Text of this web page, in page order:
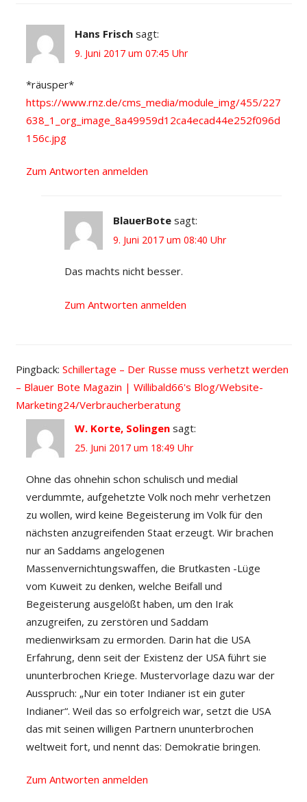
Hans Frisch sagt:
9. Juni 2017 um 07:45 Uhr
*räusper*
https://www.rnz.de/cms_media/module_img/455/227
638_1_org_image_8a49959d12ca4ecad44e252f096d
156c.jpg
Zum Antworten anmelden
BlauerBote sagt:
9. Juni 2017 um 08:40 Uhr
Das machts nicht besser.
Zum Antworten anmelden
Pingback: Schillertage – Der Russe muss verhetzt werden
– Blauer Bote Magazin | Willibald66's Blog/Website-
Marketing24/Verbraucherberatung
W. Korte, Solingen sagt:
25. Juni 2017 um 18:49 Uhr
Ohne das ohnehin schon schulisch und medial
verdummte, aufgehetzte Volk noch mehr verhetzen
zu wollen, wird keine Begeisterung im Volk für den
nächsten anzugreifenden Staat erzeugt. Wir brachen
nur an Saddams angelogenen
Massenvernichtungswaffen, die Brutkasten -Lüge
vom Kuweit zu denken, welche Beifall und
Begeisterung ausgelößt haben, um den Irak
anzugreifen, zu zerstören und Saddam
medienwirksam zu ermorden. Darin hat die USA
Erfahrung, denn seit der Existenz der USA führt sie
ununterbrochen Kriege. Mustervorlage dazu war der
Ausspruch: „Nur ein toter Indianer ist ein guter
Indianer“. Weil das so erfolgreich war, setzt die USA
das mit seinen willigen Partnern ununterbrochen
weltweit fort, und nennt das: Demokratie bringen.
Zum Antworten anmelden